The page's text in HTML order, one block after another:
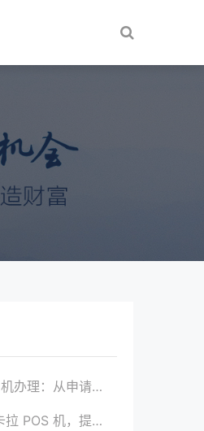
申请到收款的全流程攻略
，提升生意竞争力？有招